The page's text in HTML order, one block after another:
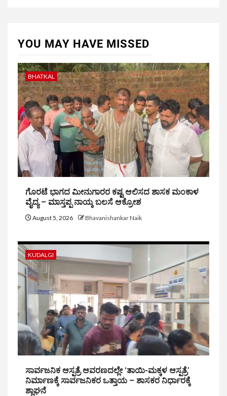
YOU MAY HAVE MISSED
BHATKAL
ಗೊರಟೆ ಭಾಗದ ಮೀನುಗಾರರ ಕಷ್ಟ ಆಲಿಸದ ಶಾಸಕ ಮಂಕಾಳ
ವೈದ್ಯ – ಮಾಸ್ತಪ್ಪ ನಾಯ್ಕ ಬಲಸೆ ಆಕ್ರೋಶ
August 5, 2026 Bhavanishankar Naik
KUDALGI
ಸಾರ್ವಜನಿಕ ಆಸ್ಪತ್ರೆ ಆವರಣದಲ್ಲೇ ‘ತಾಯಿ-ಮಕ್ಕಳ ಆಸ್ಪತ್ರೆ’
ನಿರ್ಮಾಣಕ್ಕೆ ಸಾರ್ವಜನಿಕರ ಒತ್ತಾಯ – ಶಾಸಕರ ನಿರ್ಧಾರಕ್ಕೆ
ಶ್ಲಾಘನೆ